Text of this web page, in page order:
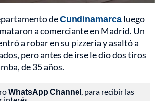
deCundinamarcaluego
a comerciante en Madrid. Un
a robar en su pizzería y asaltó a
pero antes de irse le dio dos tiros
de 35 años.
WhatsApp Channel , para recibir las
interés